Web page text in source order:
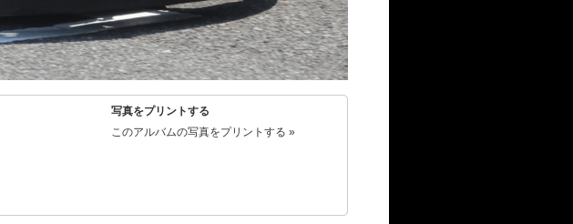
写真をプリントする
このアルバムの写真をプリントする »